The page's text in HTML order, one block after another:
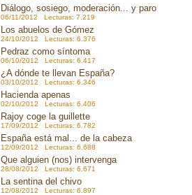
Diálogo, sosiego, moderación... y paro
06/11/2012 Lecturas: 7.219
Los abuelos de Gómez
24/10/2012 Lecturas: 6.376
Pedraz como síntoma
06/10/2012 Lecturas: 6.417
¿A dónde te llevan España?
03/10/2012 Lecturas: 6.346
Hacienda apenas
02/10/2012 Lecturas: 6.406
Rajoy coge la guillette
17/09/2012 Lecturas: 6.782
España está mal... de la cabeza
12/09/2012 Lecturas: 6.688
Que alguien (nos) intervenga
28/08/2012 Lecturas: 6.671
La sentina del chivo
12/08/2012 Lecturas: 6.897